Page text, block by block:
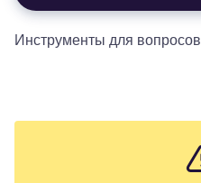
Инструменты для вопросов